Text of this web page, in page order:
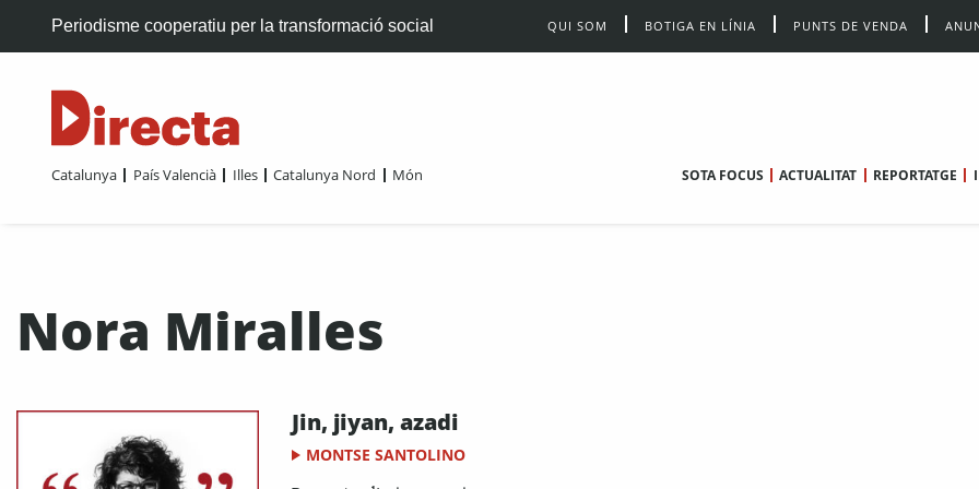
Periodisme cooperatiu per la transformació social QUI SOM BOTIGA EN LÍNIA PUNTS DE VENDA
Catalunya País Valencià Illes Catalunya Nord Món SOTA FOCUS ACTUALITAT REPORTATGE
Nora Miralles
Jin, jiyan, azadi
MONTSE SANTOLINO